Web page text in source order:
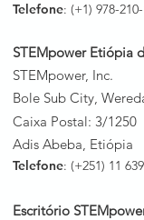
Telefone: (+1) 978-
STEMpower Etiópia
STEMpower, Inc.
Bole Sub City,
Caixa Postal: 3/1250
Adis Abeba, Etiópia
Telefone: (+251) 11
Escritório